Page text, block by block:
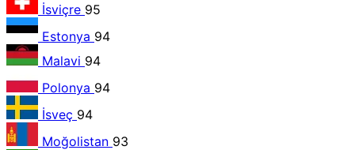
İsviçre 95
Estonya 94
Malavi 94
Polonya 94
İsveç 94
Moğolistan 93